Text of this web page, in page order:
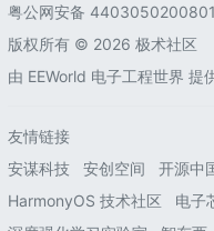
粤公网安备
版权所有 © 2026 极术社区
由 EEWorld 电子工程世界 提
友情链接
安谋科技
安创空间 开源中
HarmonyOS 技术社区
电子